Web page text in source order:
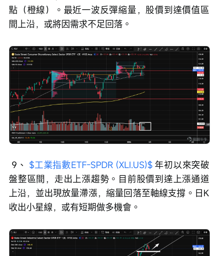
點（橙線）。最近一波反彈縮量，股價到達價值區
間上沿，或將因需求不足回落。
9、 $工業指數ETF-SPDR (XLI.US)$ 年初以來突破
盤整區間，走出上漲趨勢。目前股價到達上漲通道
上沿，並出現放量滯漲，縮量回落至軸線支撐。日K
收出小星線，或有短期做多機會。